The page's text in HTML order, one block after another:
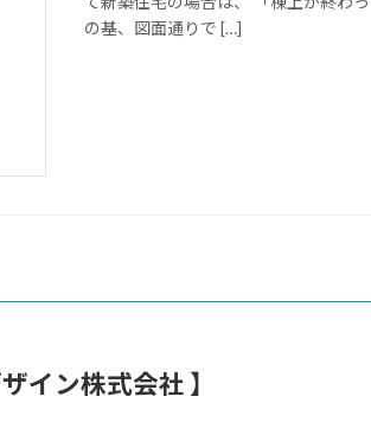
の基、図面通りで […]
イン株式会社 】